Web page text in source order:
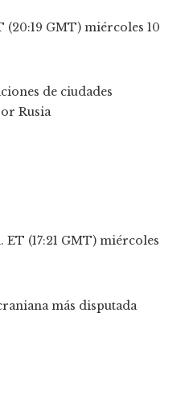
(20:19 GMT) miércoles 10
ET (17:21 GMT) miércoles